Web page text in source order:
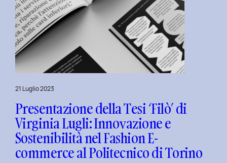
21 Luglio 2023
Presentazione della Tesi ‘Filò’ di
Virginia Lugli: Innovazione e
Sostenibilità nel Fashion E-
commerce al Politecnico di Torino